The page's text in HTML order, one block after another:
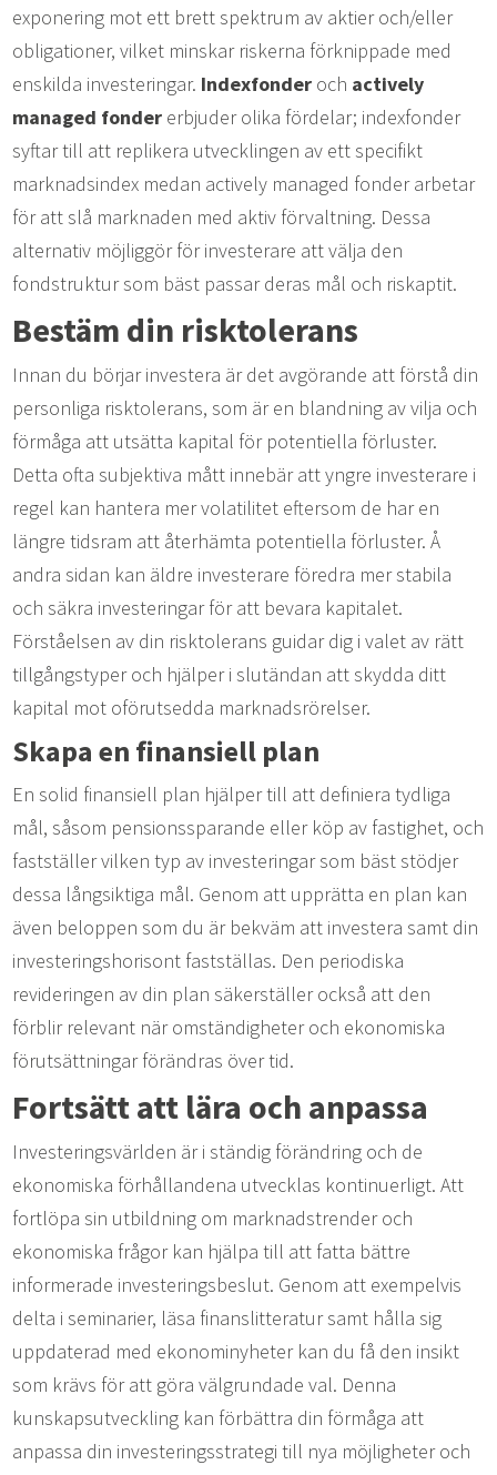
exponering mot ett brett spektrum av aktier och/eller
obligationer, vilket minskar riskerna förknippade med
enskilda investeringar. Indexfonder och actively
managed fonder erbjuder olika fördelar; indexfonder
syftar till att replikera utvecklingen av ett specifikt
marknadsindex medan actively managed fonder arbetar
för att slå marknaden med aktiv förvaltning. Dessa
alternativ möjliggör för investerare att välja den
fondstruktur som bäst passar deras mål och riskaptit.
Bestäm din risktolerans
Innan du börjar investera är det avgörande att förstå din
personliga risktolerans, som är en blandning av vilja och
förmåga att utsätta kapital för potentiella förluster.
Detta ofta subjektiva mått innebär att yngre investerare i
regel kan hantera mer volatilitet eftersom de har en
längre tidsram att återhämta potentiella förluster. Å
andra sidan kan äldre investerare föredra mer stabila
och säkra investeringar för att bevara kapitalet.
Förståelsen av din risktolerans guidar dig i valet av rätt
tillgångstyper och hjälper i slutändan att skydda ditt
kapital mot oförutsedda marknadsrörelser.
Skapa en finansiell plan
En solid finansiell plan hjälper till att definiera tydliga
mål, såsom pensionssparande eller köp av fastighet, och
fastställer vilken typ av investeringar som bäst stödjer
dessa långsiktiga mål. Genom att upprätta en plan kan
även beloppen som du är bekväm att investera samt din
investeringshorisont fastställas. Den periodiska
revideringen av din plan säkerställer också att den
förblir relevant när omständigheter och ekonomiska
förutsättningar förändras över tid.
Fortsätt att lära och anpassa
Investeringsvärlden är i ständig förändring och de
ekonomiska förhållandena utvecklas kontinuerligt. Att
fortlöpa sin utbildning om marknadstrender och
ekonomiska frågor kan hjälpa till att fatta bättre
informerade investeringsbeslut. Genom att exempelvis
delta i seminarier, läsa finanslitteratur samt hålla sig
uppdaterad med ekonominyheter kan du få den insikt
som krävs för att göra välgrundade val. Denna
kunskapsutveckling kan förbättra din förmåga att
anpassa din investeringsstrategi till nya möjligheter och